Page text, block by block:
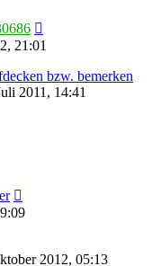
21:01
bzw. bemerken
2011, 14:41
2012, 05:13